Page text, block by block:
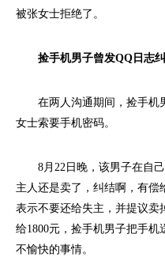
被张女士拒绝了。
捡手机男子曾发QQ日志
在两人沟通期间，捡手机男
女士索要手机密码。
8月22日晚，该男子在自己
主人还是卖了，纠结啊，有偿
表示不要还给失主，并提议卖
给1800元，捡手机男子把手
不愉快的事情。